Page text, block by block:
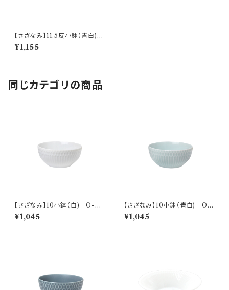
【さざなみ】11.5反小鉢（青白)
O-M43302
¥1,155
同じカテゴリの商品
【さざなみ】10小鉢（白) O-M
47501
¥1,045
【さざなみ】10小鉢（青白) O-
M47502
¥1,045